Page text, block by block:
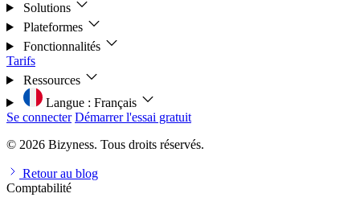
Solutions
Plateformes
Fonctionnalités
Tarifs
Ressources
Langue : Français
Se connecter Démarrer l'essai gratuit
© 2026 Bizyness. Tous droits réservés.
Retour au blog
Comptabilité